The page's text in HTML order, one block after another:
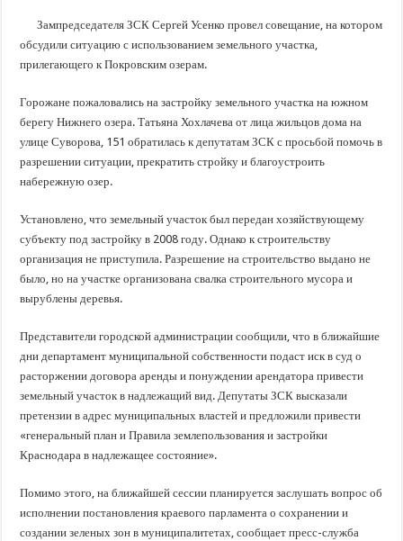
Важные правила обращения в вашу страховую компанию
В городах и районах Кубани отметили День России
Зампредседателя ЗСК Сергей Усенко провел совещание, на котором
обсудили ситуацию с использованием земельного участка,
прилегающего к Покровским озерам.
Горожане пожаловались на застройку земельного участка на южном
берегу Нижнего озера. Татьяна Хохлачева от лица жильцов дома на
улице Суворова, 151 обратилась к депутатам ЗСК с просьбой помочь в
разрешении ситуации, прекратить стройку и благоустроить
набережную озер.
Установлено, что земельный участок был передан хозяйствующему
субъекту под застройку в 2008 году. Однако к строительству
организация не приступила. Разрешение на строительство выдано не
было, но на участке организована свалка строительного мусора и
вырублены деревья.
Представители городской администрации сообщили, что в ближайшие
дни департамент муниципальной собственности подаст иск в суд о
расторжении договора аренды и понуждении арендатора привести
земельный участок в надлежащий вид. Депутаты ЗСК высказали
претензии в адрес муниципальных властей и предложили привести
«генеральный план и Правила землепользования и застройки
Краснодара в надлежащее состояние».
Помимо этого, на ближайшей сессии планируется заслушать вопрос об
исполнении постановления краевого парламента о сохранении и
создании зеленых зон в муниципалитетах, сообщает пресс-служба